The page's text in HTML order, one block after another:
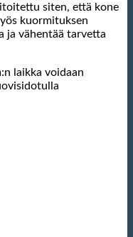
siten, että kone
kuormituksen
ja vähentää tarvetta
laikka voidaan